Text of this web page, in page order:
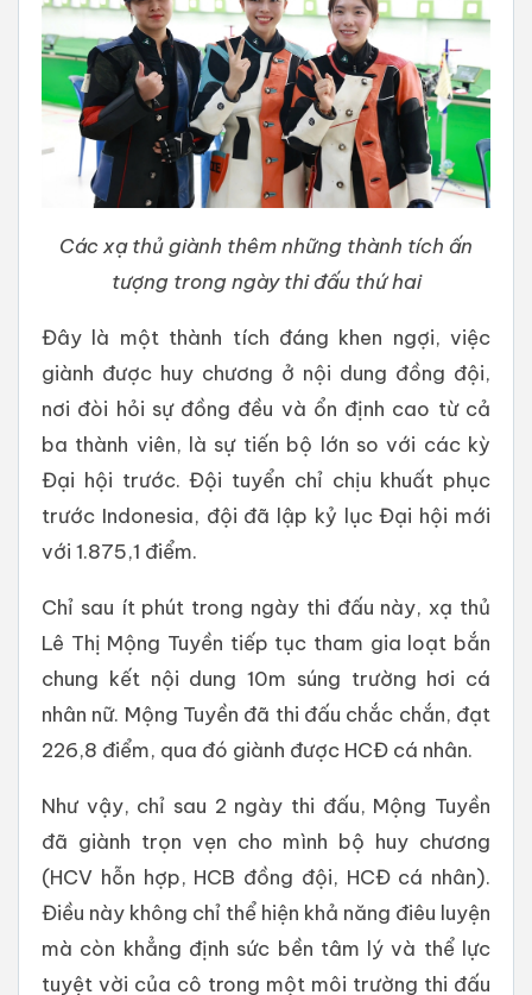
Các xạ thủ giành thêm những thành tích ấn
tượng trong ngày thi đấu thứ hai
Đây là một thành tích đáng khen ngợi, việc
giành được huy chương ở nội dung đồng đội,
nơi đòi hỏi sự đồng đều và ổn định cao từ cả
ba thành viên, là sự tiến bộ lớn so với các kỳ
Đại hội trước. Đội tuyển chỉ chịu khuất phục
trước Indonesia, đội đã lập kỷ lục Đại hội mới
với 1.875,1 điểm.
Chỉ sau ít phút trong ngày thi đấu này, xạ thủ
Lê Thị Mộng Tuyền tiếp tục tham gia loạt bắn
chung kết nội dung 10m súng trường hơi cá
nhân nữ. Mộng Tuyền đã thi đấu chắc chắn, đạt
226,8 điểm, qua đó giành được HCĐ cá nhân.
Như vậy, chỉ sau 2 ngày thi đấu, Mộng Tuyền
đã giành trọn vẹn cho mình bộ huy chương
(HCV hỗn hợp, HCB đồng đội, HCĐ cá nhân).
Điều này không chỉ thể hiện khả năng điêu luyện
mà còn khẳng định sức bền tâm lý và thể lực
tuyệt vời của cô trong một môi trường thi đấu